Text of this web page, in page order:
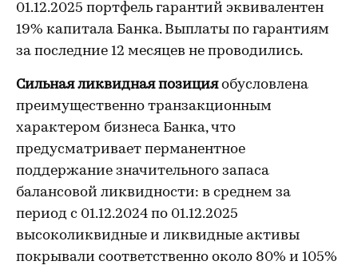
01.12.2025 портфель гарантий эквивалентен
19% капитала Банка. Выплаты по гарантиям
за последние 12 месяцев не проводились.
Сильная ликвидная позицияобусловлена
преимущественно транзакционным
характером бизнеса Банка, что
предусматривает перманентное
поддержание значительного запаса
балансовой ликвидности: в среднем за
период с 01.12.2024 по 01.12.2025
высоколиквидные и ликвидные активы
покрывали соответственно около 80% и 105%